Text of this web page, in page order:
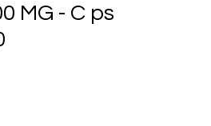
MG - C ps